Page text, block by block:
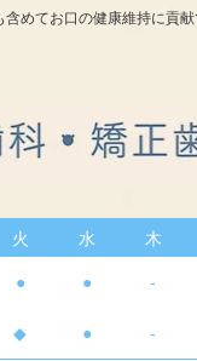
めてお口の健康維持に貢
火 水 木
● ● -
◆ ● -